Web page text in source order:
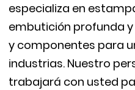
especializa en
embutición profunda
y componentes para
industrias. Nuestro
trabajará con usted